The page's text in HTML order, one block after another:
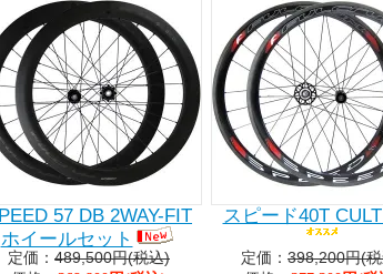
57 DB 2WAY-FIT
ホイールセット
定価： 489,500円(税込)
スピード40T
定価： 398,200円(